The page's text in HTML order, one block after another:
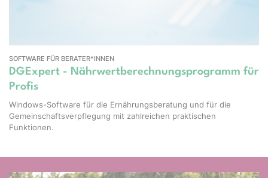
SOFTWARE FÜR BERATER*INNEN
DGExpert - Nährwertberechnungsprogramm für
Profis
Windows-Software für die Ernährungsberatung und für die
Gemeinschaftsverpflegung mit zahlreichen praktischen
Funktionen.